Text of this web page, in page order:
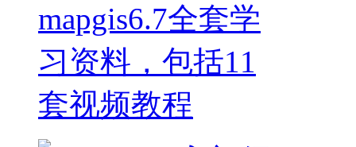
mapgis6.7全套学
习资料，包括11
套视频教程